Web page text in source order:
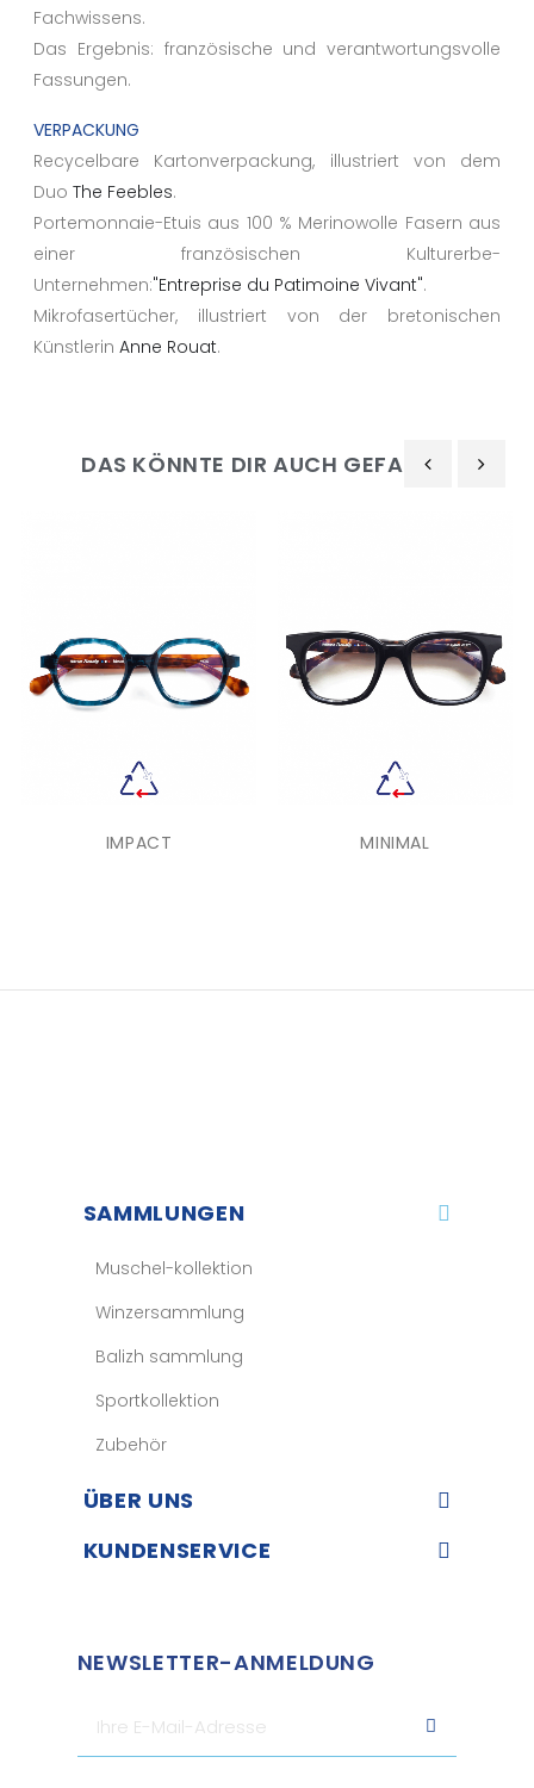
Fachwissens.
Das Ergebnis: französische und verantwortungsvolle
Fassungen.
VERPACKUNG
Recycelbare Kartonverpackung, illustriert von dem
Duo The Feebles.
Portemonnaie-Etuis aus 100 % Merinowolle Fasern aus
einer französischen Kulturerbe-
Unternehmen:"Entreprise du Patimoine Vivant".
Mikrofasertücher, illustriert von der bretonischen
Künstlerin Anne Rouat.
DAS KÖNNTE DIR AUCH GEFALLEN
IMPACT MINIMAL
SAMMLUNGEN
Muschel-kollektion
Winzersammlung
Balizh sammlung
Sportkollektion
Zubehör
ÜBER UNS​
KUNDENSERVICE​
NEWSLETTER-ANMELDUNG